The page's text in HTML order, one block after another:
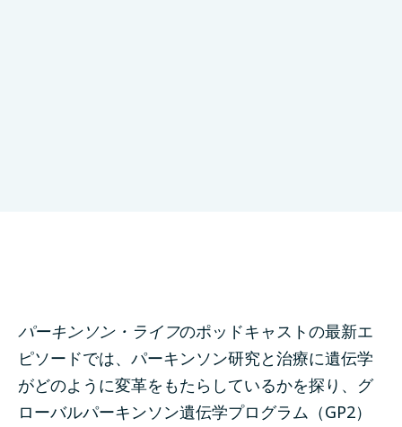
パーキンソン・ライフのポッドキャストの最新エ
ピソードでは、パーキンソン研究と治療に遺伝学
がどのように変革をもたらしているかを探り、グ
ローバルパーキンソン遺伝学プログラム（GP2）